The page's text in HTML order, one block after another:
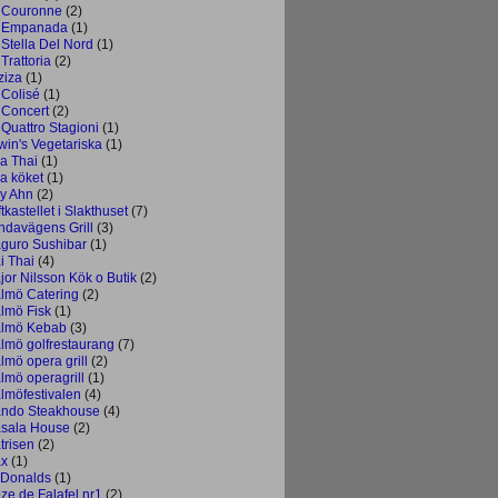
Couronne (2)
Empanada (1)
Stella Del Nord (1)
Trattoria (2)
(1)
Colisé (1)
Concert (2)
Quattro Stagioni (1)
Vegetariska (1)
Thai (1)
köket (1)
Ahn (2)
i Slakthuset (7)
Grill
(3)
Sushibar (1)
Thai (4)
Nilsson Kök o Butik (2)
Catering (2)
Fisk (1)
Kebab (3)
golfrestaurang (7)
opera grill
(2)
operagrill
(1)
(4)
Steakhouse (4)
House (2)
(2)
(1)
(1)
de Falafel nr1 (2)